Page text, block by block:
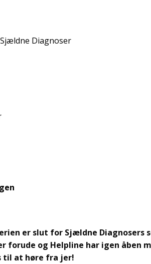
Sjældne Diagnoser
er slut for Sjældne
forude og Helpline har igen åben
til at høre fra jer!